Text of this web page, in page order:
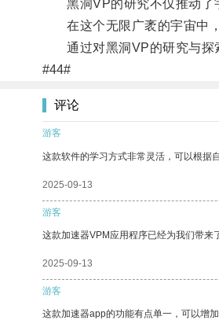
黑洞VP的研究不仅推动了宇
在这个无限广袤的宇宙中，
通过对黑洞VP的研究与探索
#44#
评论
游客
这款软件的学习方式非常灵活，可以根据
2025-09-13
游客
这款加速器VPM应用程序已经为我们带来
2025-09-13
游客
这款加速器app的功能有点单一，可以增